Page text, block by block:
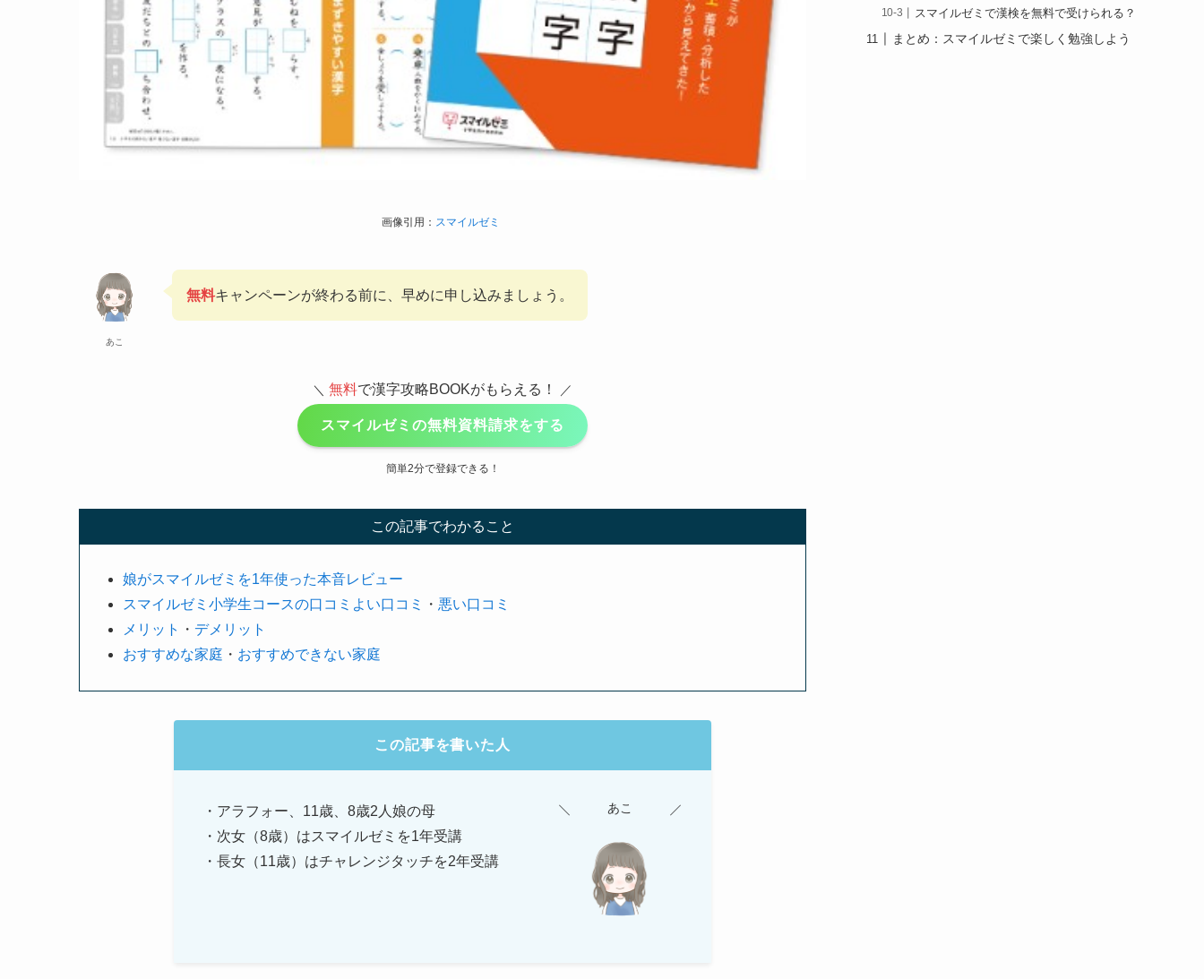
画像引用： スマイルゼミ
あこ
無料キャンペーンが終わる前に、早めに申し込みましょう。
＼ 無料で漢字攻略BOOKがもらえる！ ／
スマイルゼミの無料資料請求をする
簡単2分で登録できる！
この記事でわかること
娘がスマイルゼミを1年使った本音レビュー
スマイルゼミ小学生コースの口コミよい口コミ
・ 悪い口コミ
メリット
・ デメリット
おすすめな家庭 ・ おすすめできない家庭
この記事を書いた人
・アラフォー、11歳、8歳2人娘の母
・次女（8歳）はスマイルゼミを1年受講
・長女（11歳）はチャレンジタッチを2年受講
あこ
スマイルゼミで漢検を無料で受けられる？
まとめ：スマイルゼミで楽しく勉強しよう